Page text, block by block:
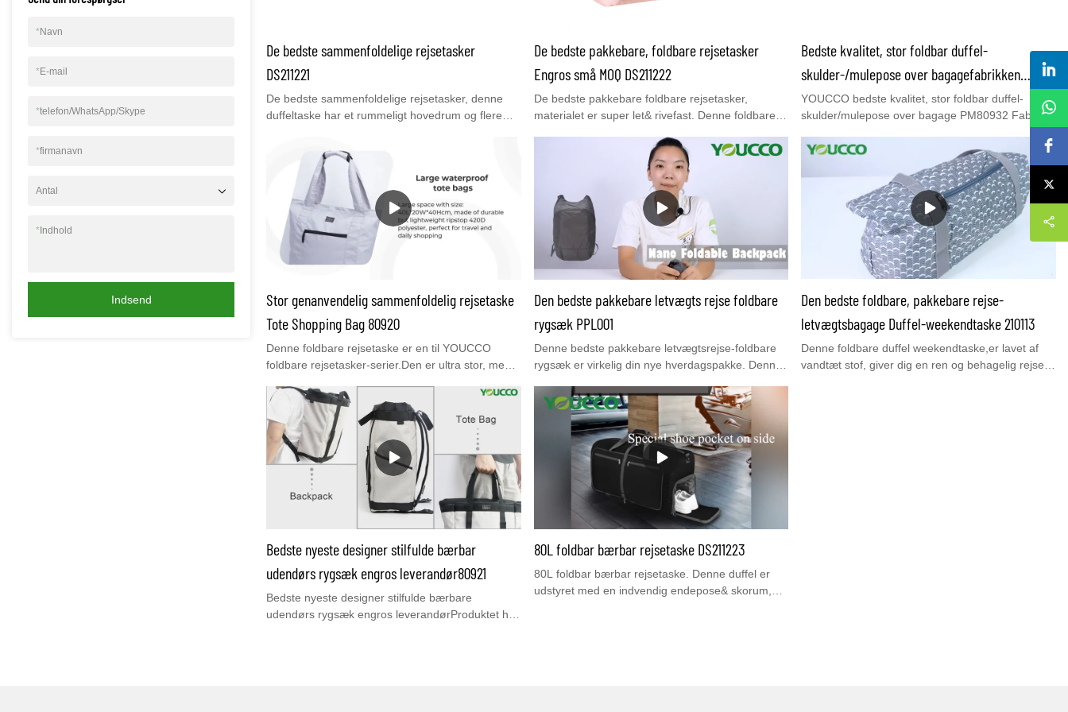
*Navn
*E-mail
*telefon/WhatsApp/Skype
*firmanavn
Antal
* Indhold
Indsend
De bedste sammenfoldelige rejsetasker
DS211221
De bedste sammenfoldelige rejsetasker, denne
duffeltaske har et rummeligt hovedrum og flere
indholdet er for tungt til en enkelt person, er de to
sidestropper nyttige for to personer at bære
sammen. Den aftagelige skulderrem kan justeres
og låses til den længde, der er nødvendig for at
bære over skulderen for at lette vægten. Din gode
rejseledsager kan også serveres som
sportsbagage, weekendtaske, oversize rejsetaske,
militærtaske, overnatningstaske, lejr-/flyvetøj,
De bedste pakkebare, foldbare rejsetasker
Engros små MOQ DS211222
De bedste pakkebare foldbare rejsetasker,
materialet er super let& rivefast. Denne foldbare
fitnesscenter, sport, kort tip, indkøbstaske eller
nødsituationer. Lynlåsene er stærke. Håndtagene
er robuste og behagelige at holde. Det er perfekt
til alle på farten, forlad ikke hjemmet uden det
!behov.
Bedste kvalitet, stor foldbar duffel-
skulder-/mulepose over bagagefabrikken
PM80932
YOUCCO bedste kvalitet, stor foldbar duffel-
skulder/mulepose over bagage PM80932 Fabrik,
høj kvalitet, fuld QC-proces& udstyrDen bedste
foldbare duffle Sholder/Tote-rejsetaske, den er let,
praktisk og bærbar til brug på korte rejser. Denne
bærbare foldbare rejsebagagebærer er lavet af
stilfuldt slidstærkt ripstop-polyester, som kan
pakkes sammen og foldes ind i sin egen
lynlåslomme foran.. Youcco har stadig andre
foldbare duffeltasker& rygsække. Du er
velkommen til at besøge vores hjemmeside
www.youcco.com for flere detaljer.
Stor genanvendelig sammenfoldelig rejsetaske
Tote Shopping Bag 80920
Denne foldbare rejsetaske er en til YOUCCO
foldbare rejsetasker-serier.Den er ultra stor, men
småPerfekt til rejser og hverdag.Hvis du er
interesseret i det, så tøv ikke med at kontakte os
via:bella@youcco.com
Den bedste pakkebare letvægts rejse foldbare
rygsæk PPL001
Denne bedste pakkebare letvægtsrejse-foldbare
rygsæk er virkelig din nye hverdagspakke. Denne
lynlås og en indvendig nano-lomme med mulighed
for at rulle den sammen for nem opbevaring. Det
er et ganske perfekt valg til din daglige og rejse.
Den bedste foldbare, pakkebare rejse-
letvægtsbagage Duffel-weekendtaske 210113
Denne foldbare duffel weekendtaske,er lavet af
vandtæt stof, giver dig en ren og behagelig rejse.
Bedste nyeste designer stilfulde bærbar
udendørs rygsæk engros leverandør80921
Bedste nyeste designer stilfulde bærbare
udendørs rygsæk engros leverandørProduktet har
80L foldbar bærbar rejsetaske DS211223
80L foldbar bærbar rejsetaske. Denne duffel er
udstyret med en indvendig endepose& skorum,